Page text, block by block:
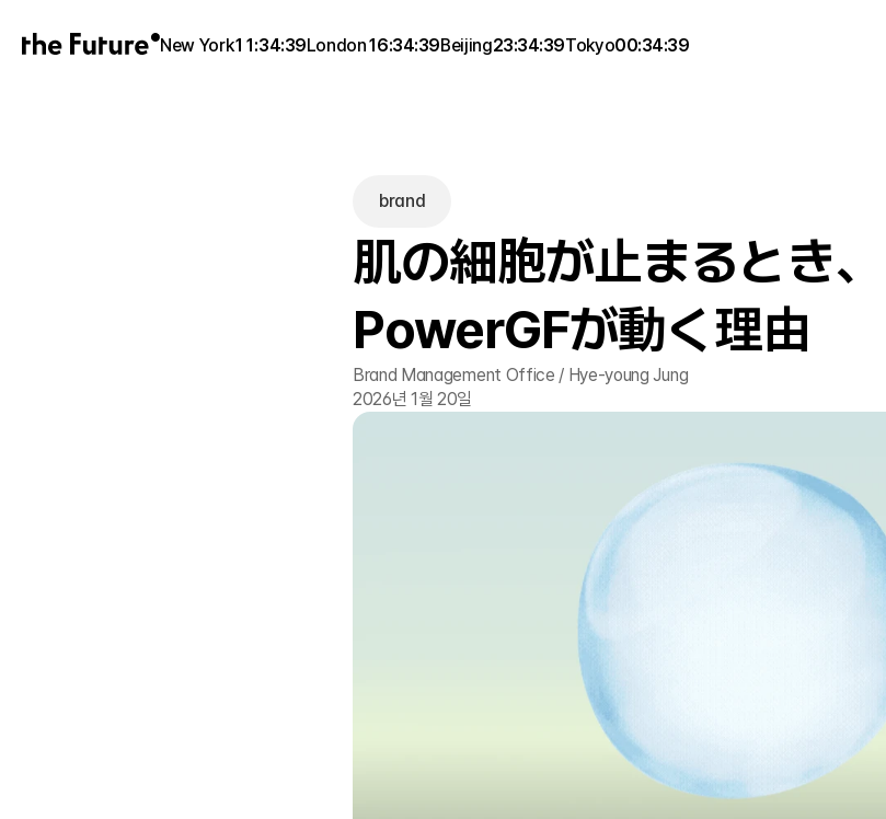
New York11:34:39London16:34:39Beijing23:34:39Tokyo00:34:39
brand
肌の細胞が止まるとき、
PowerGFが動く理由
Brand Management Office / Hye-young Jung
2026년 1월 20일